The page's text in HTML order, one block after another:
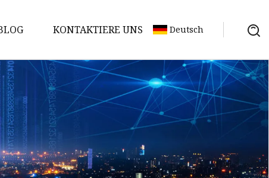
KONTAKTIERE UNS Deutsch